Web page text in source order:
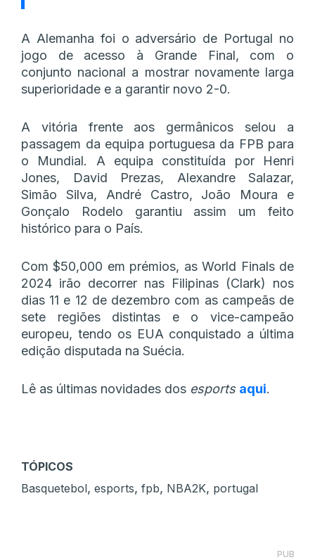
A Alemanha foi o adversário de Portugal no
jogo de acesso à Grande Final, com o
conjunto nacional a mostrar novamente larga
superioridade e a garantir novo 2-0.
A vitória frente aos germânicos selou a
passagem da equipa portuguesa da FPB para
o Mundial. A equipa constituída por Henri
Jones, David Prezas, Alexandre Salazar,
Simão Silva, André Castro, João Moura e
Gonçalo Rodelo garantiu assim um feito
histórico para o País.
Com $50,000 em prémios, as World Finals de
2024 irão decorrer nas Filipinas (Clark) nos
dias 11 e 12 de dezembro com as campeãs de
sete regiões distintas e o vice-campeão
europeu, tendo os EUA conquistado a última
edição disputada na Suécia.
Lê as últimas novidades dos esports aqui.
TÓPICOS
Basquetebol, esports, fpb, NBA2K, portugal
PUB